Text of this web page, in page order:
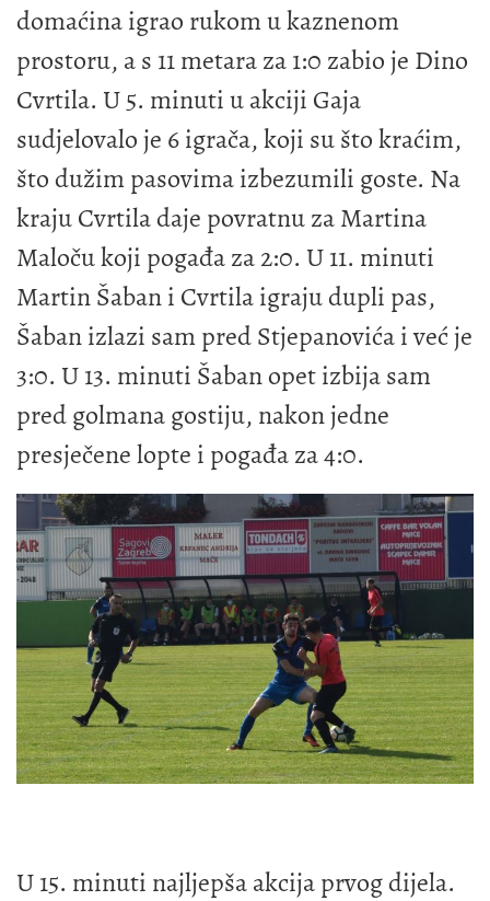
domaćina igrao rukom u kaznenom
prostoru, a s 11 metara za 1:0 zabio je Dino
Cvrtila. U 5. minuti u akciji Gaja
sudjelovalo je 6 igrača, koji su što kraćim,
što dužim pasovima izbezumili goste. Na
kraju Cvrtila daje povratnu za Martina
Maloču koji pogađa za 2:0. U 11. minuti
Martin Šaban i Cvrtila igraju dupli pas,
Šaban izlazi sam pred Stjepanovića i već je
3:0. U 13. minuti Šaban opet izbija sam
pred golmana gostiju, nakon jedne
presječene lopte i pogađa za 4:0.
U 15. minuti najljepša akcija prvog dijela.